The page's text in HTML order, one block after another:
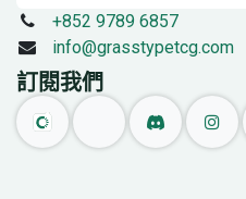
+852 9789 6857
info@grasstypetcg.com
訂閱我們